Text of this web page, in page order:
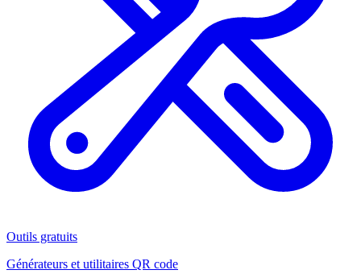
Outils gratuits
Générateurs et utilitaires QR code